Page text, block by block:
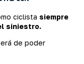
ciclista siempre
siniestro.
de poder